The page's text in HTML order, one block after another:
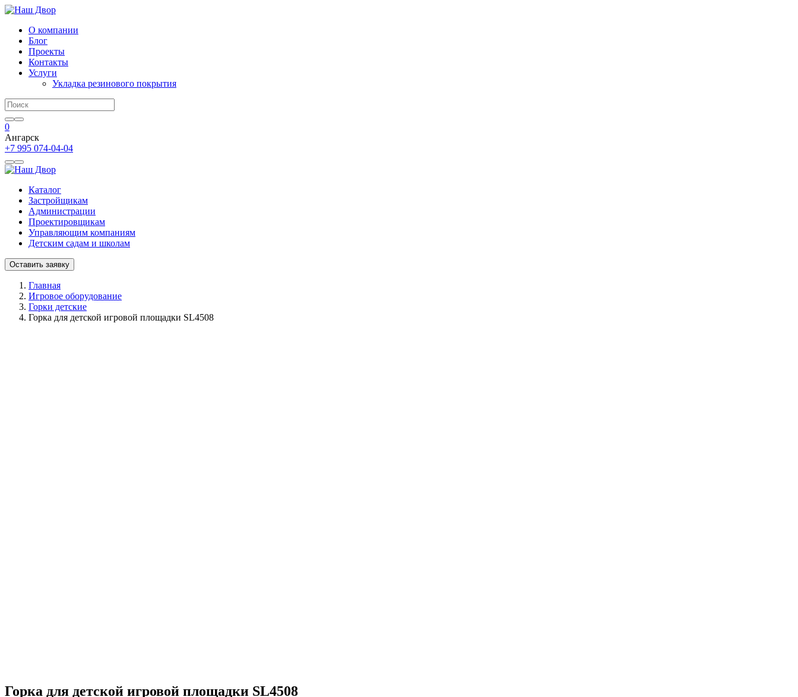
О компании
Блог
Проекты
Контакты
Услуги
Укладка резинового покрытия
0
Ангарск
+7 995 074-04-04
Каталог
Застройщикам
Администрации
Проектировщикам
Управляющим компаниям
Детским садам и школам
Оставить заявку
Главная
Игровое оборудование
Горки детские
Горка для детской игровой площадки SL4508
Горка для детской игровой площадки SL4508